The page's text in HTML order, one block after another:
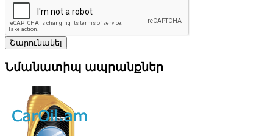
Շարունակել
Նմանատիպ ապրանքներ